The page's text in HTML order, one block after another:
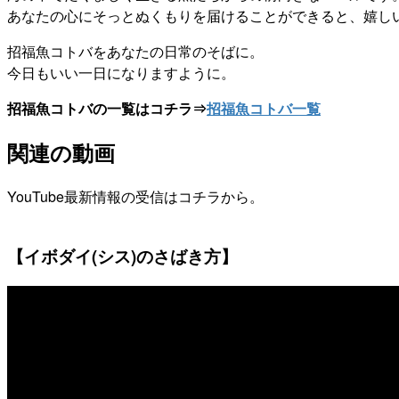
あなたの心にそっとぬくもりを届けることができると、嬉し
招福魚コトバをあなたの日常のそばに。
今日もいい一日になりますように。
招福魚コトバの一覧はコチラ⇒招福魚コトバ一覧
関連の動画
YouTube最新情報の受信はコチラから。
【イボダイ(シス)のさばき方】